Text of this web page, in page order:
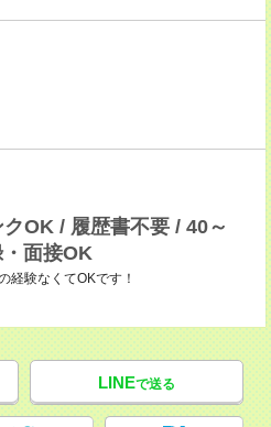
OK / 履歴書不要 / 40～
面接OK
経験なくてOKです！
LINEで送る